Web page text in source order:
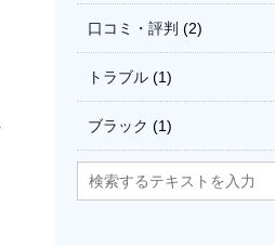
口コミ・評判 (2)
トラブル (1)
ブラック (1)